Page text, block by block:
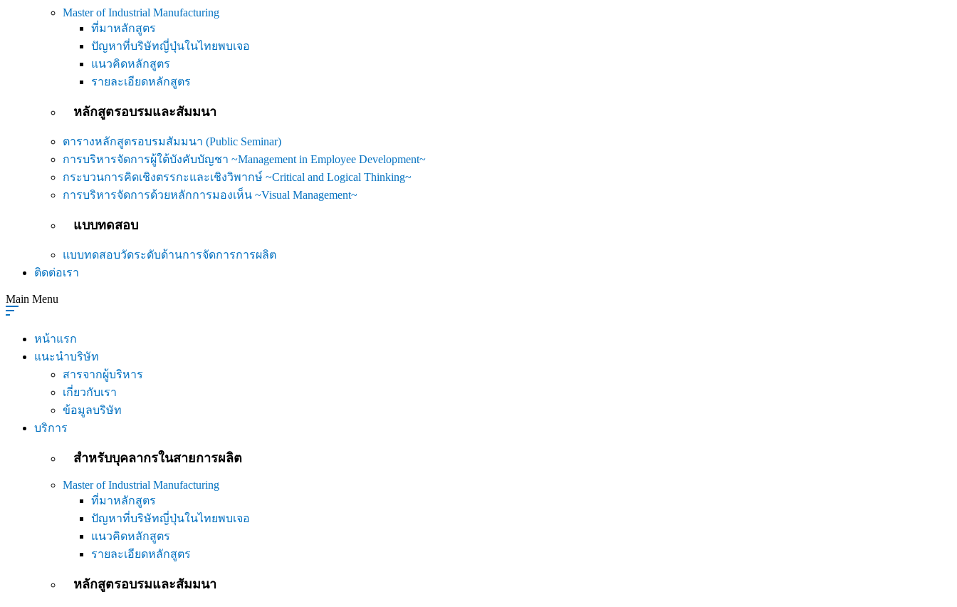
Master of Industrial Manufacturing
ที่มาหลักสูตร
ปัญหาที่บริษัทญี่ปุ่นในไทยพบเจอ
แนวคิดหลักสูตร
รายละเอียดหลักสูตร
หลักสูตรอบรมและสัมมนา
ตารางหลักสูตรอบรมสัมมนา (Public Seminar)
การบริหารจัดการผู้ใต้บังคับบัญชา ~Management in Employee Development~
กระบวนการคิดเชิงตรรกะและเชิงวิพากษ์ ~Critical and Logical Thinking~
การบริหารจัดการด้วยหลักการมองเห็น ~Visual Management~
แบบทดสอบ
แบบทดสอบวัดระดับด้านการจัดการการผลิต
ติดต่อเรา
Main Menu
หน้าแรก
แนะนำบริษัท
สารจากผู้บริหาร
เกี่ยวกับเรา
ข้อมูลบริษัท
บริการ
สำหรับบุคลากรในสายการผลิต
Master of Industrial Manufacturing
ที่มาหลักสูตร
ปัญหาที่บริษัทญี่ปุ่นในไทยพบเจอ
แนวคิดหลักสูตร
รายละเอียดหลักสูตร
หลักสูตรอบรมและสัมมนา